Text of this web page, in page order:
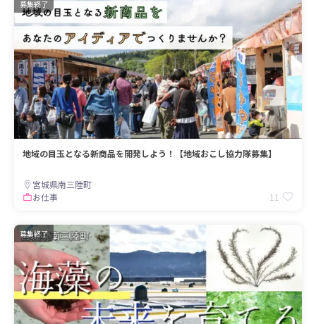
募集終了
地域の目玉となる新商品を開発しよう！【地域おこし協力隊募集】
宮城県南三陸町
お仕事
11
募集終了